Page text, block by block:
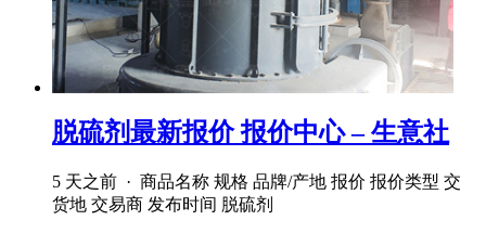
脱硫剂最新报价 报价中心 – 生意社
5 天之前 · 商品名称 规格 品牌/产地 报价 报价类型 交
货地 交易商 发布时间 脱硫剂